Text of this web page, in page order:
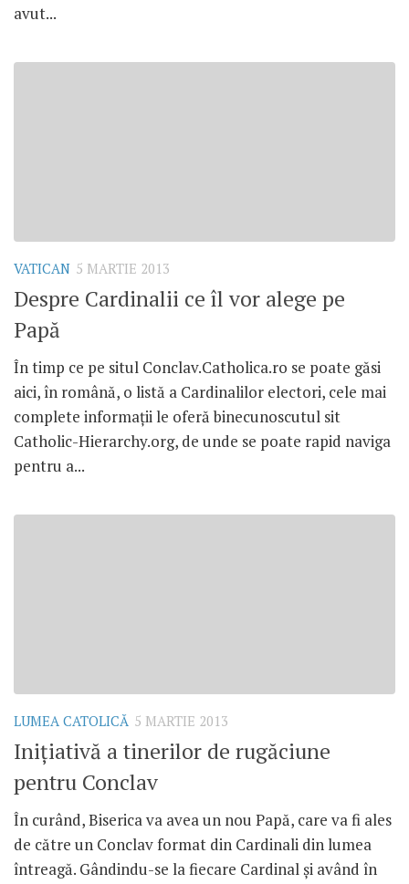
avut...
VATICAN 5 MARTIE 2013
Despre Cardinalii ce îl vor alege pe
Papă
În timp ce pe situl Conclav.Catholica.ro se poate găsi
aici, în română, o listă a Cardinalilor electori, cele mai
complete informaţii le oferă binecunoscutul sit
Catholic-Hierarchy.org, de unde se poate rapid naviga
pentru a...
LUMEA CATOLICĂ 5 MARTIE 2013
Iniţiativă a tinerilor de rugăciune
pentru Conclav
În curând, Biserica va avea un nou Papă, care va fi ales
de către un Conclav format din Cardinali din lumea
întreagă. Gândindu-se la fiecare Cardinal şi având în